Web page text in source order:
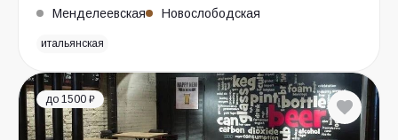
Менделеевская Новослободская
итальянская
до 1500 ₽